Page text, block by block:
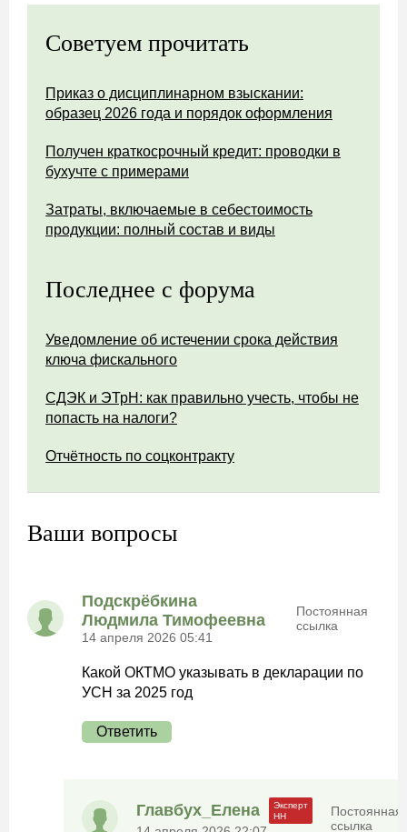
Советуем прочитать
Приказ о дисциплинарном взыскании:
образец 2026 года и порядок оформления
Получен краткосрочный кредит: проводки в
бухучте с примерами
Затраты, включаемые в себестоимость
продукции: полный состав и виды
Последнее с форума
Уведомление об истечении срока действия
ключа фискального
СДЭК и ЭТрН: как правильно учесть, чтобы не
попасть на налоги?
Отчётность по соцконтракту
Ваши вопросы
Подскрёбкина
Людмила Тимофеевна
14 апреля 2026 05:41
Постоянная
ссылка
Какой ОКТМО указывать в декларации по
УСН за 2025 год
Ответить
Главбух_Елена
Постоянная
ссылка